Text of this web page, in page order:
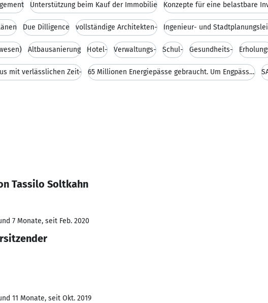
Unterstützung beim Kauf der Immobilie Konzepte für eine belastbare
Due Dilligence vollständige Architekten-
Altbausanierung Hotel- Verwaltungs- Schul- Gesundheits-
mit verlässlichen Zeit- 65 Millionen Energiepässe gebraucht. Um Engpässe z
Tassilo Soltkahn
7 Monate, seit Feb. 2020
11 Monate, seit Okt. 2019